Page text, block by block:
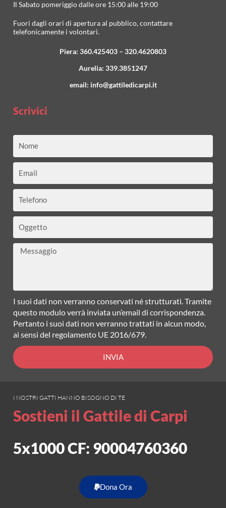
Il Sabato pomeriggio dalle ore 15:00 alle 19:00
Fuori dagli orari di apertura al pubblico, contattare
telefonicamente i volontari.
Piera: 360.425403 – 320.4620803
Aurelia: 339.3851247
email: info@gattiledicarpi.it
Scrivici
Messaggio
I suoi dati non verranno conservati né strutturati. Tramite
questo modulo verrà inviata un’email di corrispondenza.
Pertanto i suoi dati non verranno trattati in alcun modo,
ai sensi del regolamento UE 2016/679.
INVIA
I NOSTRI GATTI HANNO BISOGNO DI TE
Sostieni il Gattile di Carpi
5x1000 CF: 90004760360
Dona Ora